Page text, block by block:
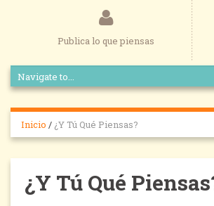
Publica lo que piensas
Inicio / ¿Y Tú Qué Piensas?
¿Y Tú Qué